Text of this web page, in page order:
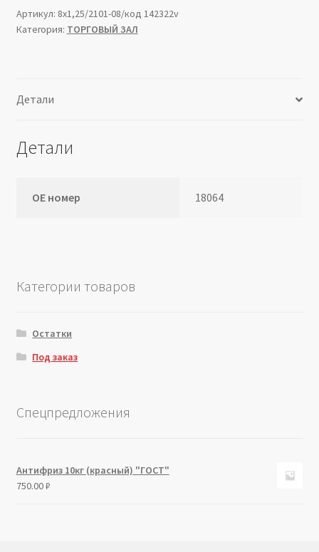
Артикул: 8х1,25/2101-08/код 142322v
Категория: ТОРГОВЫЙ ЗАЛ
Детали
Детали
ОЕ номер 18064
Категории товаров
Остатки
Под заказ
Спецпредложения
Антифриз 10кг (красный) "ГОСТ"
750.00₽